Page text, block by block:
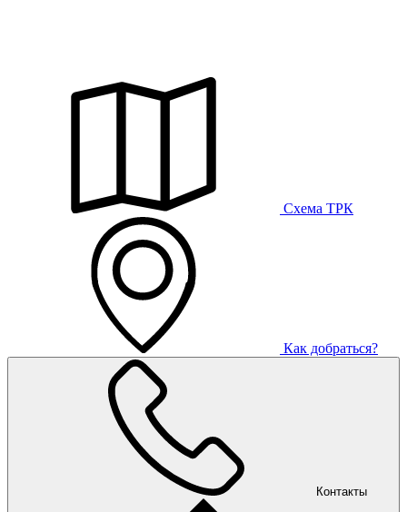
Схема ТРК
Как добраться?
Контакты